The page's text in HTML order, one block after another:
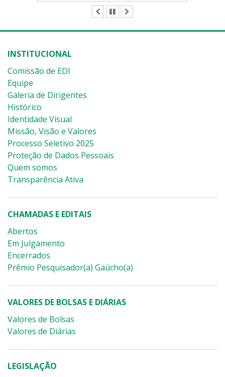
ANTERIOR
PAUSAR
INSTITUCIONAL
Comissão de EDI
Equipe
Galeria de Dirigentes
Histórico
Identidade Visual
Missão, Visão e Valores
Processo Seletivo 2025
Proteção de Dados Pessoais
Quem somos
Transparência Ativa
CHAMADAS E EDITAIS
Abertos
Em Julgamento
Encerrados
Prêmio Pesquisador(a) Gaúcho(a)
VALORES DE BOLSAS E DIÁRIAS
Valores de Bolsas
Valores de Diárias
LEGISLAÇÃO